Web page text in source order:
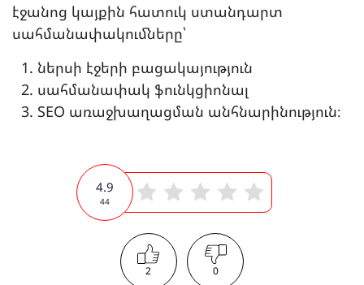
էջանոց կայքին հատուկ ստանդարտ
սահմանափակումները՝
ներսի էջերի բացակայություն
սահմանափակ ֆունկցիոնալ
SEO առաջխաղացման անհնարինություն։
44
4.9
2 0